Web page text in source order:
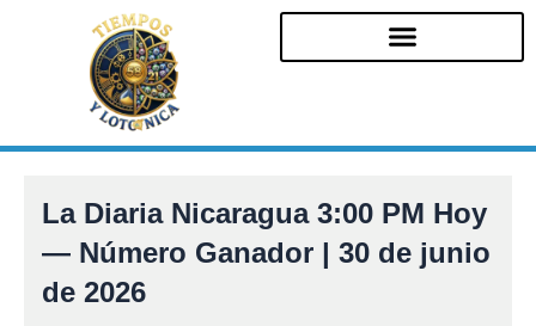
La Diaria Nicaragua 3:00 PM Hoy
— Número Ganador | 30 de junio
de 2026